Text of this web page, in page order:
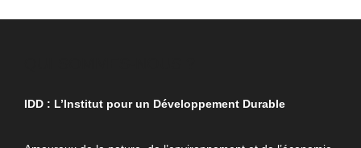
IDD : L’Institut pour un Développement Durable